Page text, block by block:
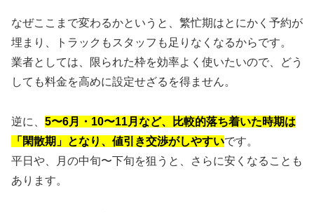
なぜここまで変わるかというと、繁忙期はとにかく予約が
埋まり、トラックもスタッフも足りなくなるからです。
業者としては、限られた枠を効率よく使いたいので、どう
しても料金を高めに設定せざるを得ません。
逆に、 5〜6月・10〜11月など、比較的落ち着いた時期は
「閑散期」となり、値引き交渉がしやすいです。
平日や、月の中旬〜下旬を狙うと、さらに安くなることも
あります。